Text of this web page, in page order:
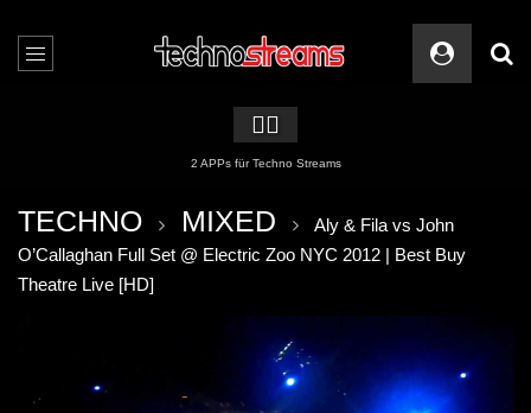
🏳️‍🌈
2 APPs für Techno Streams
TECHNO MIXED
Aly & Fila vs John
O’Callaghan Full Set @ Electric Zoo NYC 2012 | Best Buy
Theatre Live [HD]